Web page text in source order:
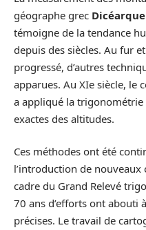
géographe grec Dicéarque
témoigne de la tendance
depuis des siècles. Au fur
progressé, d’autres
apparues. Au XIe siècle, le
a appliqué la
exactes des altitudes.
Ces méthodes ont été
l’introduction de nouveaux
cadre du Grand Relevé
70 ans d’efforts ont abouti
précises. Le travail de